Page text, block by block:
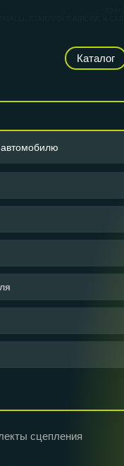
Каталог
сцепления